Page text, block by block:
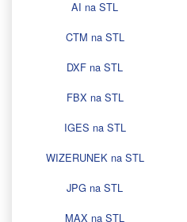
AI na STL
CTM na STL
DXF na STL
FBX na STL
IGES na STL
WIZERUNEK na STL
JPG na STL
MAX na STL